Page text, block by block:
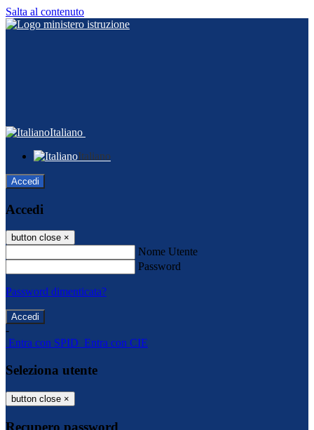
Salta al contenuto
Italiano
Italiano
Accedi
Accedi
button close ×
Nome Utente
Password
Password dimenticata?
-
Entra con SPID Entra con CIE
Seleziona utente
button close ×
Recupero password